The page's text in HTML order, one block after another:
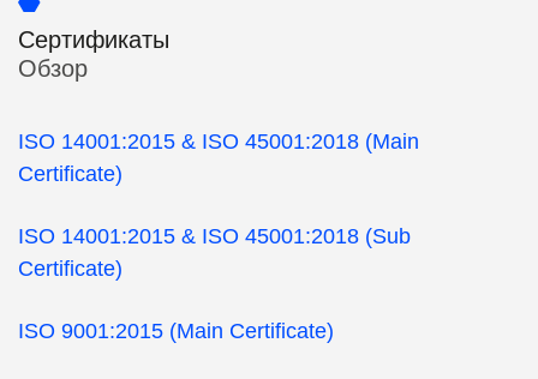
Сертификаты
Обзор
ISO 14001:2015 & ISO 45001:2018 (Main
Certificate)
ISO 14001:2015 & ISO 45001:2018 (Sub
Certificate)
ISO 9001:2015 (Main Certificate)